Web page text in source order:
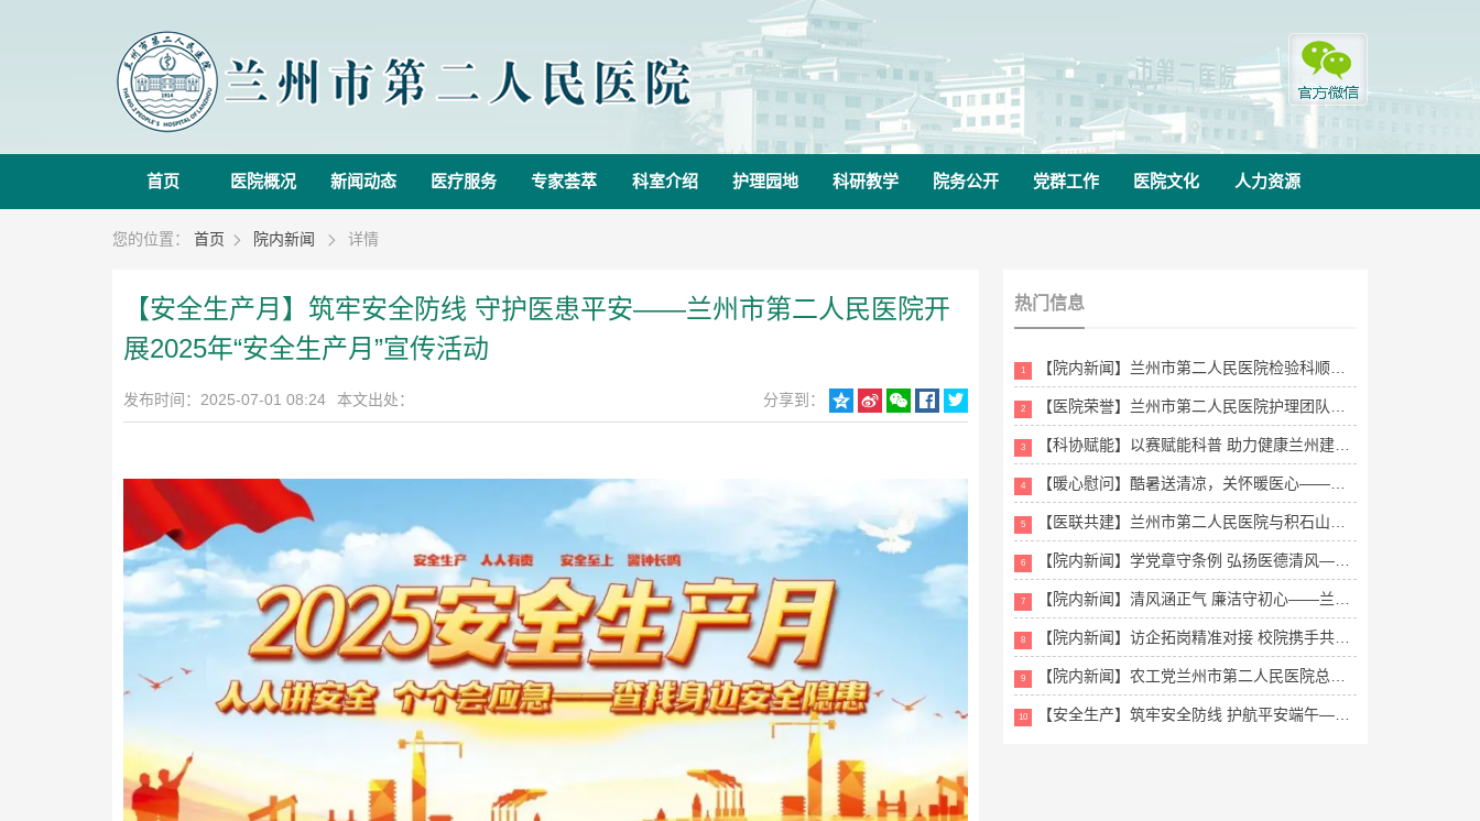
首页 医院概况 新闻动态 医疗服务 专家荟萃 科室介绍 护理园地 科研教学 院务公开 党群工作 医院文化 人力资源
您的位置： 首页  院内新闻  详情
【安全生产月】筑牢安全防线 守护医患平安——兰州市第二人民医院开
展2025年“安全生产月”宣传活动
发布时间：2025-07-01 08:24 本文出处： 分享到：     
热门信息
1 【院内新闻】兰州市第二人民医院检验科顺利通过ISO 15189医学...
2 【医院荣誉】兰州市第二人民医院护理团队在甘肃省百万职工劳动和技能竞...
3 【科协赋能】以赛赋能科普 助力健康兰州建设——兰州市第二人民医院举...
4 【暖心慰问】酷暑送清凉，关怀暖医心——兰州市第二人民医院工会、团委...
5 【医联共建】兰州市第二人民医院与积石山县中医医院签订医联体协议
6 【院内新闻】学党章守条例 弘扬医德清风——兰州市第二人民医院举办医...
7 【院内新闻】清风涵正气 廉洁守初心——兰州市第二人民医院积极参加全...
8 【院内新闻】访企拓岗精准对接 校院携手共育医学人才——兰大二院赴兰...
9 【院内新闻】农工党兰州市第二人民医院总支成立暨第一次党员代表大会顺...
10 【安全生产】筑牢安全防线 护航平安端午——兰州市第二人民医院开展“...